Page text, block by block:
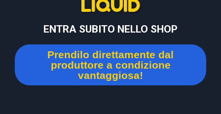
LIQUID
ENTRA SUBITO NELLO SHOP
Prendilo direttamente dal
produttore a condizione
vantaggiosa!